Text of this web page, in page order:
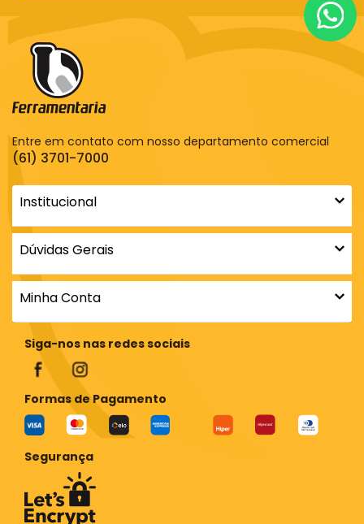
Entre em contato com nosso departamento comercial
(61) 3701-7000
Institucional
Dúvidas Gerais
Minha Conta
Siga-nos nas redes sociais
Formas de Pagamento
Segurança